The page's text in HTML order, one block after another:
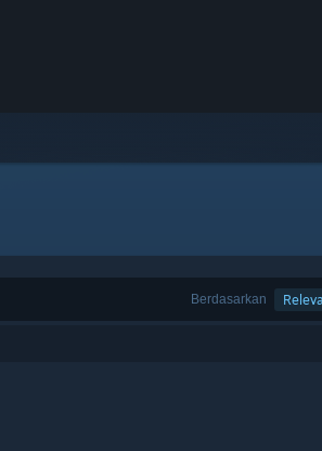
Berdasarkan